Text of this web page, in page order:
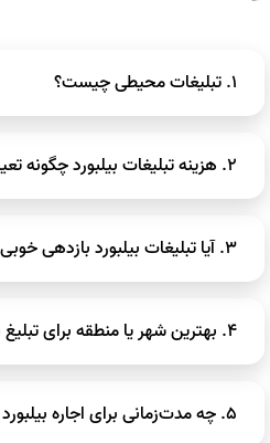
۱. تبلیغات محیطی چیست؟
دیده‌شدن برند استفاده می‌شوند.
۲. هزینه تبلیغات بیلبورد چگونه تعیین می‌شود؟
۳. آیا تبلیغات بیلبورد بازدهی خوبی دارد؟
۴. بهترین شهر یا منطقه برای تبلیغ بیلبورد کجاست؟
۵. چه مدت‌زمانی برای اجاره بیلبورد مناسب است؟